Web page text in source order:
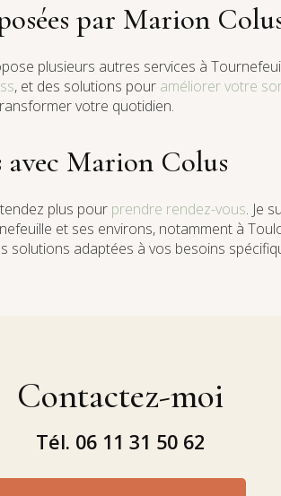
par Marion
plusieurs autres services à
, et des solutions pour améliorer votre
votre quotidien.
avec Marion Colus
plus pour prendre rendez-vous. Je
et ses environs, notamment à
solutions adaptées à vos besoins
Contactez-moi
Tél. 06 11 31 50 62